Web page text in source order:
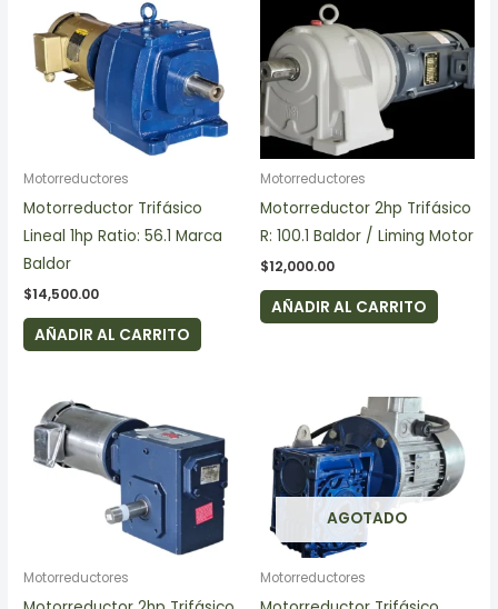
Motorreductores
Motorreductor Trifásico
Lineal 1hp Ratio: 56.1 Marca
Baldor
$14,500.00
AÑADIR AL CARRITO
Motorreductores
Motorreductor 2hp Trifásico
R: 100.1 Baldor / Liming Motor
$12,000.00
AÑADIR AL CARRITO
Motorreductores
AGOTADO
Motorreductores